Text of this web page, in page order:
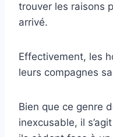
trouver les raisons
arrivé.
Effectivement, les
leurs compagnes
Bien que ce genre
inexcusable, il